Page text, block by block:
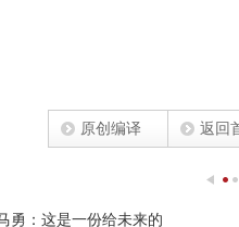
原创编译 返回
勇：这是一份给未来的